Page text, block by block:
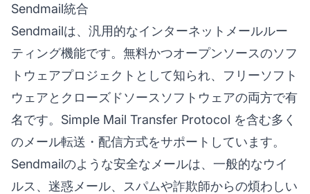
Sendmail統合
Sendmailは、汎用的なインターネットメールルー
ティング機能です。無料かつオープンソースのソフ
トウェアプロジェクトとして知られ、フリーソフト
ウェアとクローズドソースソフトウェアの両方で有
名です。Simple Mail Transfer Protocol を含む多く
のメール転送・配信方式をサポートしています。
Sendmailのような安全なメールは、一般的なウイ
ルス、迷惑メール、スパムや詐欺師からの煩わしい